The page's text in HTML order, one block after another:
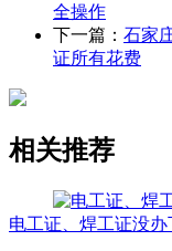
全操作
下一篇： 石家
证所有花费
相关推荐
电工证、焊工证没